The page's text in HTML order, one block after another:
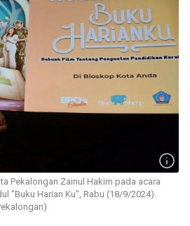
Pekalongan Zainul Hakim pada acara
"Buku Harian Ku", Rabu (18/9/2024).